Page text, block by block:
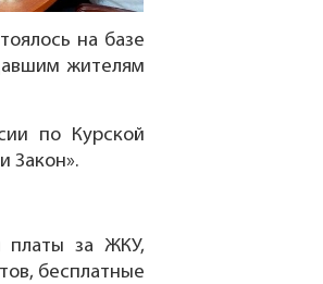
на базе
жителям
по Курской
Закон».
платы за ЖКУ,
бесплатные